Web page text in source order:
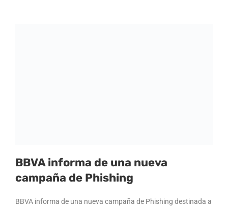
BBVA informa de una nueva
campaña de Phishing
BBVA informa de una nueva campaña de Phishing destinada a